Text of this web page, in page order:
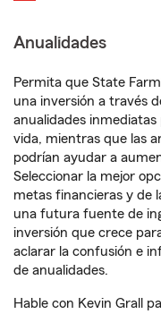
Anualidades
Permita que State
una inversión a través
anualidades
vida, mientras que las
podrían ayudar a
Seleccionar la mejor
metas financieras y de
una futura fuente de
inversión que crece
aclarar la confusión e
de anualidades.
Hable con Kevin Grall